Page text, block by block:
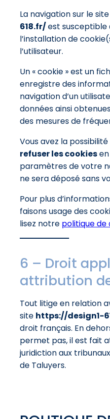
La navigation sur le site
618.fr/est susceptible
l’installation de
l’utilisateur.
Un « cookie » est un
enregistre des
navigation d’un
données ainsi
des mesures de
Vous avez la possibilité
refuser les cookies
paramètres de votre
ne sera déposé sans
Pour plus
faisons usage des
lisez notre politique de
6 – Droit
attribution
Tout litige en relation
site https://design1-
droit français. En
permet pas, il est fait
juridiction aux
de Taluyers.